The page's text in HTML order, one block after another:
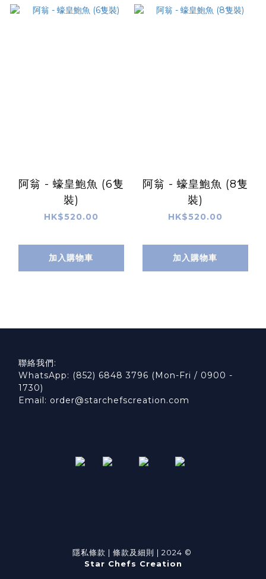
阿翁 - 蠔皇鮑魚 (6隻
裝)
HK$520.00
加入購物車
阿翁 - 蠔皇鮑魚 (8隻
裝)
HK$520.00
加入購物車
聯絡我們:
WhatsApp: (852) 6848 3796 (Mon-Fri / 0900 -
1730)
Email: order@starchefscreation.com
隱私條款 | 條款及細則 | 2024 ©
Star Chefs Creation